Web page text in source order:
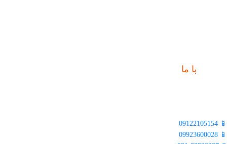
با ما
📱 09122105154
📱 09923600028